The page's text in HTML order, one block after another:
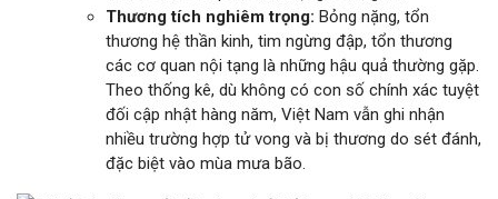
Thương tích nghiêm trọng: Bỏng nặng, tổn
thương hệ thần kinh, tim ngừng đập, tổn thương
các cơ quan nội tạng là những hậu quả thường gặp.
Theo thống kê, dù không có con số chính xác tuyệt
đối cập nhật hàng năm, Việt Nam vẫn ghi nhận
nhiều trường hợp tử vong và bị thương do sét đánh,
đặc biệt vào mùa mưa bão.